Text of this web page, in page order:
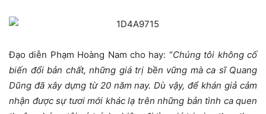
Đạo diễn Phạm Hoàng Nam cho hay: “Chúng tôi không cố
biến đổi bản chất, những giá trị bền vững mà ca sĩ Quang
Dũng đã xây dựng từ 20 năm nay. Dù vậy, để khán giả cảm
nhận được sự tươi mới khác lạ trên những bản tình ca quen